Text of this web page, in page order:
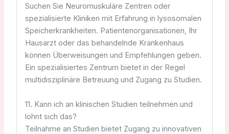
Suchen Sie Neuromuskuläre Zentren oder
spezialisierte Kliniken mit Erfahrung in lysosomalen
Speicherkrankheiten. Patientenorganisationen, Ihr
Hausarzt oder das behandelnde Krankenhaus
können Überweisungen und Empfehlungen geben.
Ein spezialisiertes Zentrum bietet in der Regel
multidisziplinäre Betreuung und Zugang zu Studien.
11. Kann ich an klinischen Studien teilnehmen und
lohnt sich das?
Teilnahme an Studien bietet Zugang zu innovativen